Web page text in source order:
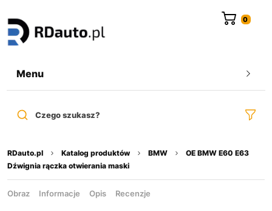
Menu
Czego szukasz?
RDauto.pl Katalog produktów BMW
OE BMW E60 E63
Dźwignia rączka otwierania maski
Obraz Informacje Opis Recenzje